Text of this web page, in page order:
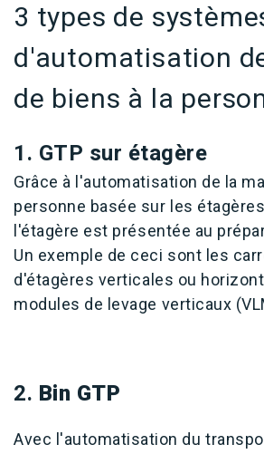
3 types de
d'automatisation
de biens à la
1. GTP sur étagère
Grâce à l'automatisation de la
personne basée sur les
l'étagère est présentée au
Un exemple de ceci sont les
d'étagères verticales ou
modules de levage verticaux
2. Bin GTP
Avec l'automatisation du